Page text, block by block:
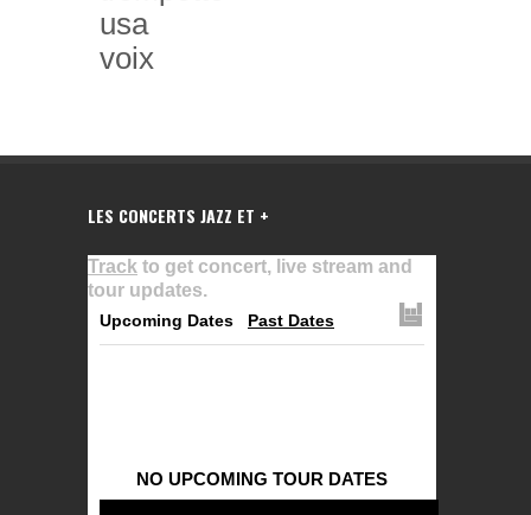
usa
voix
LES CONCERTS JAZZ ET +
Track to get concert, live stream and
tour updates.
Upcoming Dates Past Dates
NO UPCOMING TOUR DATES